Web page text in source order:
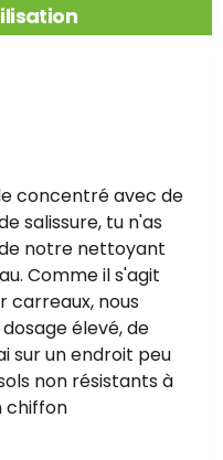
concentré avec de
salissure, tu n'as
notre nettoyant
Comme il s'agit
carreaux, nous
élevé, de
sur un endroit peu
non résistants à
chiffon